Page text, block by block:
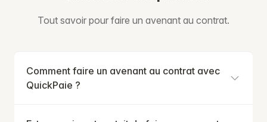
Tout savoir pour faire un avenant au contrat.
Comment faire un avenant au contrat avec
QuickPaie ?